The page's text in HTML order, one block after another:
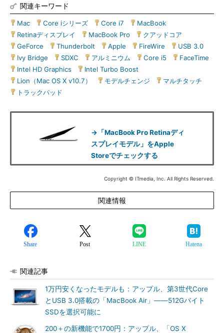
関連キーワード
Mac Core iシリーズ Core i7 MacBook
Retinaディスプレイ
MacBook Pro クアッドコア
GeForce
Thunderbolt Apple FireWire USB 3.0
Ivy Bridge
SDXC アルミニウム Core i5 FaceTime
Intel HD Graphics
Intel Turbo Boost
Lion（Mac OS X v10.7）
モデルチェンジ マルチタッチ
トラックパッド
→「MacBook Pro Retinaディ
スプレイモデル」をApple
Storeでチェックする
Copyright © ITmedia, Inc. All Rights Reserved.
関連情報
Share Post LINE Hatena
関連記事
1万円安くなったモデルも：アップル、第3世代Core
とUSB 3.0搭載の「MacBook Air」――512Gバイト
SSDを選択可能に
200＋の新機能で1700円：アップル、「OS X